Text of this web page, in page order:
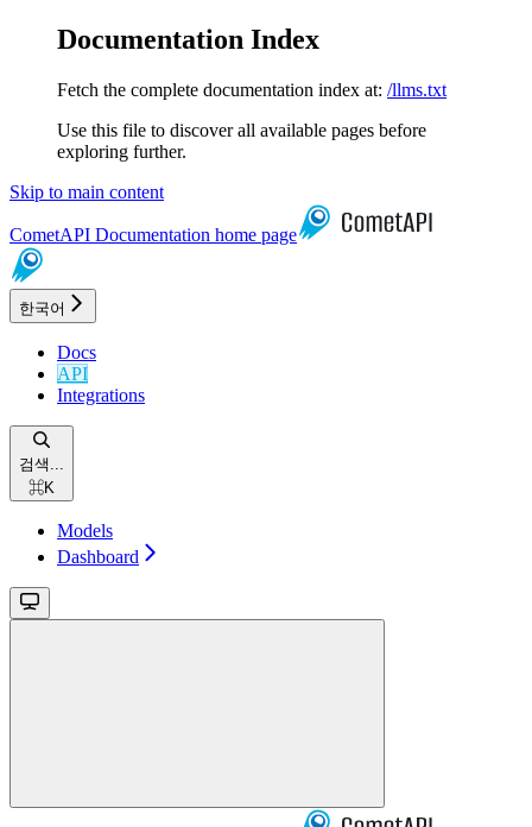
Documentation Index
Fetch the complete documentation index at: /llms.txt
Use this file to discover all available pages before
exploring further.
Skip to main content
CometAPI Documentation home page
한국어
Docs
API
Integrations
검색...
⌘K
Models
Dashboard